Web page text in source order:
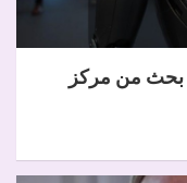
بحث من مركز